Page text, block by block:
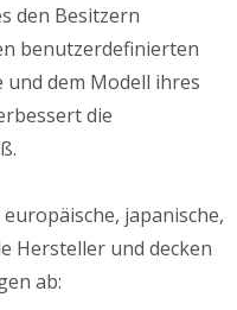
den Besitzern
benutzerdefinierten
dem Modell ihres
die
japanische,
Hersteller und decken
ab: